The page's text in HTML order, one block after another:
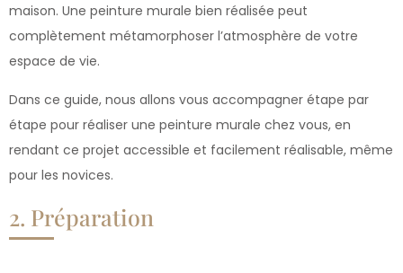
maison. Une peinture murale bien réalisée peut
complètement métamorphoser l’atmosphère de votre
espace de vie.
Dans ce guide, nous allons vous accompagner étape par
étape pour réaliser une peinture murale chez vous, en
rendant ce projet accessible et facilement réalisable, même
pour les novices.
2. Préparation